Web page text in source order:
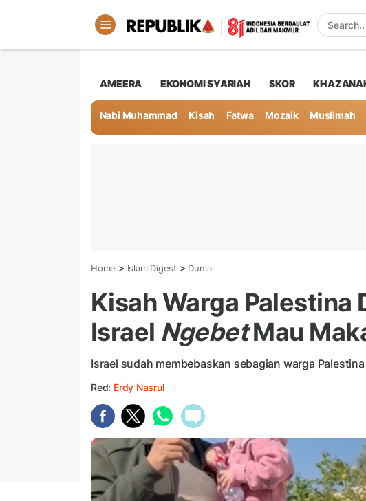
AMEERA EKONOMI SYARIAH SKOR
Nabi Muhammad Kisah Fatwa Mozaik Muslimah
Home > Islam Digest > Dunia
Kisah Warga Palestina
Israel NgebetMau
Israel sudah membebaskan sebagian warga
Red: Erdy Nasrul